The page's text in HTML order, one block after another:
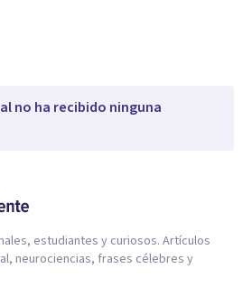
no ha recibido ninguna
estudiantes y curiosos. Artículos
neurociencias, frases célebres y